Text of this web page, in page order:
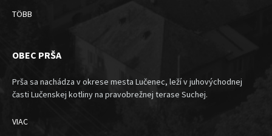
TÖBB
OBEC PRŠA
Prša sa nachádza v okrese mesta Lučenec, leží v juhovýchodnej
časti Lučenskej kotliny na pravobrežnej terase Suchej.
VIAC